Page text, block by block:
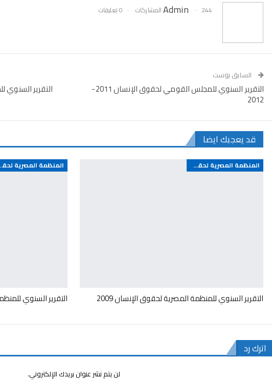
Admin 244 المشاركات 0 تعليقات
السابق بوست
التقرير السنوي للمجلس القومي لحقوق الإنسان 2011-
2012
التقرير السنوي
قد يعجبك ايضا
المنظمة المصرية لحقوق الإنسان - مصر
التقرير السنوي للمنظمة المصرية لحقوق الإنسان 2009
المنظمة
التقرير السنوي
اترك رد
لن يتم نشر عنوان بريدك الإلكتروني.